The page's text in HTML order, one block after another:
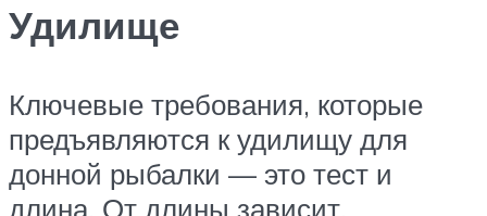
Удилище
Ключевые требования, которые
предъявляются к удилищу для
донной рыбалки — это тест и
длина. От длины зависит,